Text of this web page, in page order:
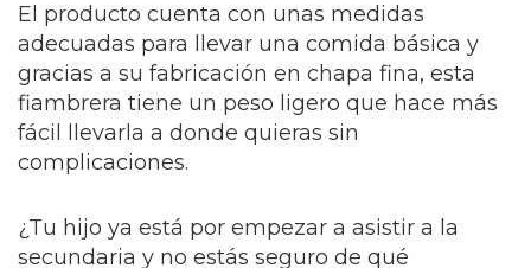
El producto cuenta con unas medidas
adecuadas para llevar una comida básica y
gracias a su fabricación en chapa fina, esta
fiambrera tiene un peso ligero que hace más
fácil llevarla a donde quieras sin
complicaciones.
¿Tu hijo ya está por empezar a asistir a la
secundaria y no estás seguro de qué